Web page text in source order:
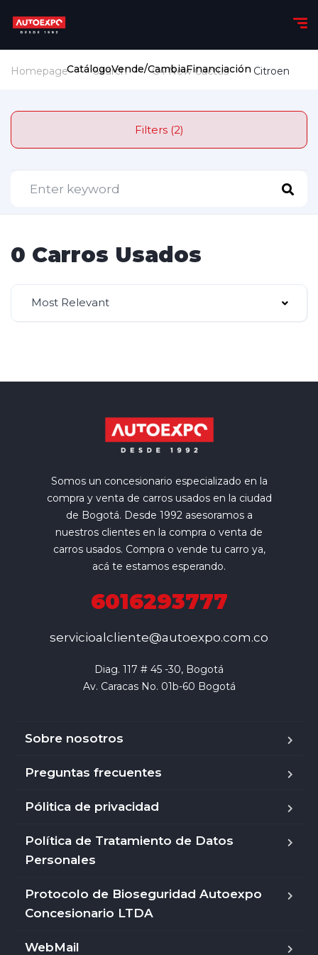
CatálogoVende/CambiaFinanciación
Homepage Search C4 New Cactus Citroen
Filters (2)
0 Carros Usados
Most Relevant
Somos un concesionario especializado en la
compra y venta de carros usados en la ciudad
de Bogotá. Desde 1992 asesoramos a
nuestros clientes en la compra o venta de
carros usados. Compra o vende tu carro ya,
acá te estamos esperando.
6016293777
servicioalcliente@autoexpo.com.co
Diag. 117 # 45 -30, Bogotá
Av. Caracas No. 01b-60 Bogotá
Sobre nosotros
Preguntas frecuentes
Pólitica de privacidad
Política de Tratamiento de Datos
Personales
Protocolo de Bioseguridad Autoexpo
Concesionario LTDA
WebMail